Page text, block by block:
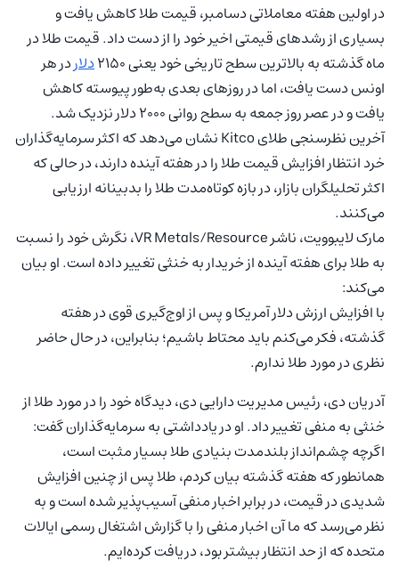
در اولین هفته معاملاتی دسامبر، قیمت طلا کاهش یافت و
بسیاری از رشدهای قیمتی اخیر خود را از دست داد. قیمت طلا در
ماه گذشته به بالاترین سطح تاریخی خود یعنی ۲۱۵۰
دلاردر هر
اونس دست یافت، اما در روزهای بعدی به‌طور پیوسته کاهش
یافت و در عصر روز جمعه به سطح روانی ۲۰۰۰ دلار نزدیک شد.
آخرین نظرسنجی طلای Kitco نشان می‌دهد که اکثر سرمایه‌گذاران
خرد انتظار افزایش قیمت طلا را در هفته آینده دارند، در حالی که
اکثر تحلیلگران بازار، در بازه کوتاه‌مدت طلا را بدبینانه ارزیابی
می‌کنند.
مارک لایبوویت، ناشر VR Metals/Resource، نگرش خود را نسبت
به طلا برای هفته آینده از خریدار به خنثی تغییر داده است. او بیان
می‌کند:
با افزایش ارزش دلار آمریکا و پس از اوج‌گیری قوی در هفته
گذشته، فکر می‌کنم باید محتاط باشیم؛ بنابراین، در حال حاضر
نظری در مورد طلا ندارم.
آدریان دی، رئیس مدیریت دارایی دی، دیدگاه خود را در مورد طلا از
خنثی به منفی تغییر داد. او در یادداشتی به سرمایه‌گذاران گفت:
اگرچه چشم‌انداز بلندمدت بنیادی طلا بسیار مثبت است،
همانطور که هفته گذشته بیان کردم، طلا پس از چنین افزایش
شدیدی در قیمت، در برابر اخبار منفی آسیب‌پذیر شده است و به
نظر می‌رسد که ما آن اخبار منفی را با گزارش اشتغال رسمی ایالات
متحده که از حد انتظار بیشتر بود، دریافت کرده‌ایم.